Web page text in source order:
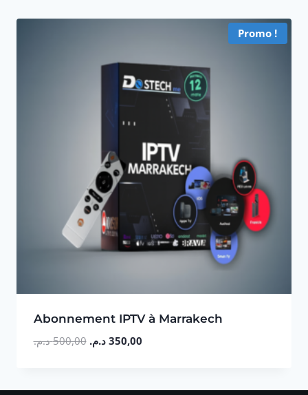
Promo !
Abonnement IPTV à Marrakech
500,00 د.م.
Le
était :
350,00 د.م.
Le
est :